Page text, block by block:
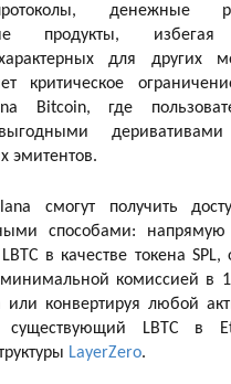
денежные
продукты,
для других
критическое
Bitcoin, где
эмитентов.
смогут получить
способами:
в качестве токена
минимальной комиссией в
или конвертируя любой
LBTC в
LayerZero.